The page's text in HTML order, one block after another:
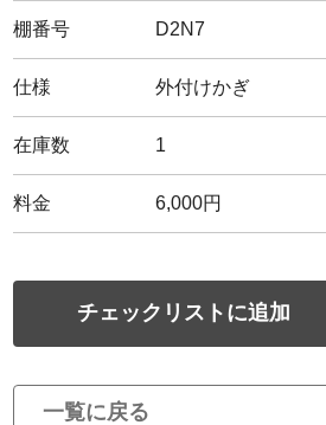
棚番号 D2N7
仕様 外付けかぎ
在庫数 1
料金 6,000円
チェックリストに追加
一覧に戻る